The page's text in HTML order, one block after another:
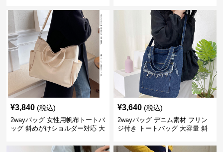
¥3,840 (税込)
2wayバッグ 女性用帆布トートバ
ッグ 斜めがけショルダー対応 大
¥3,640 (税込)
2wayバッグ デニム素材 フリン
ジ付き トートバッグ 大容量 斜